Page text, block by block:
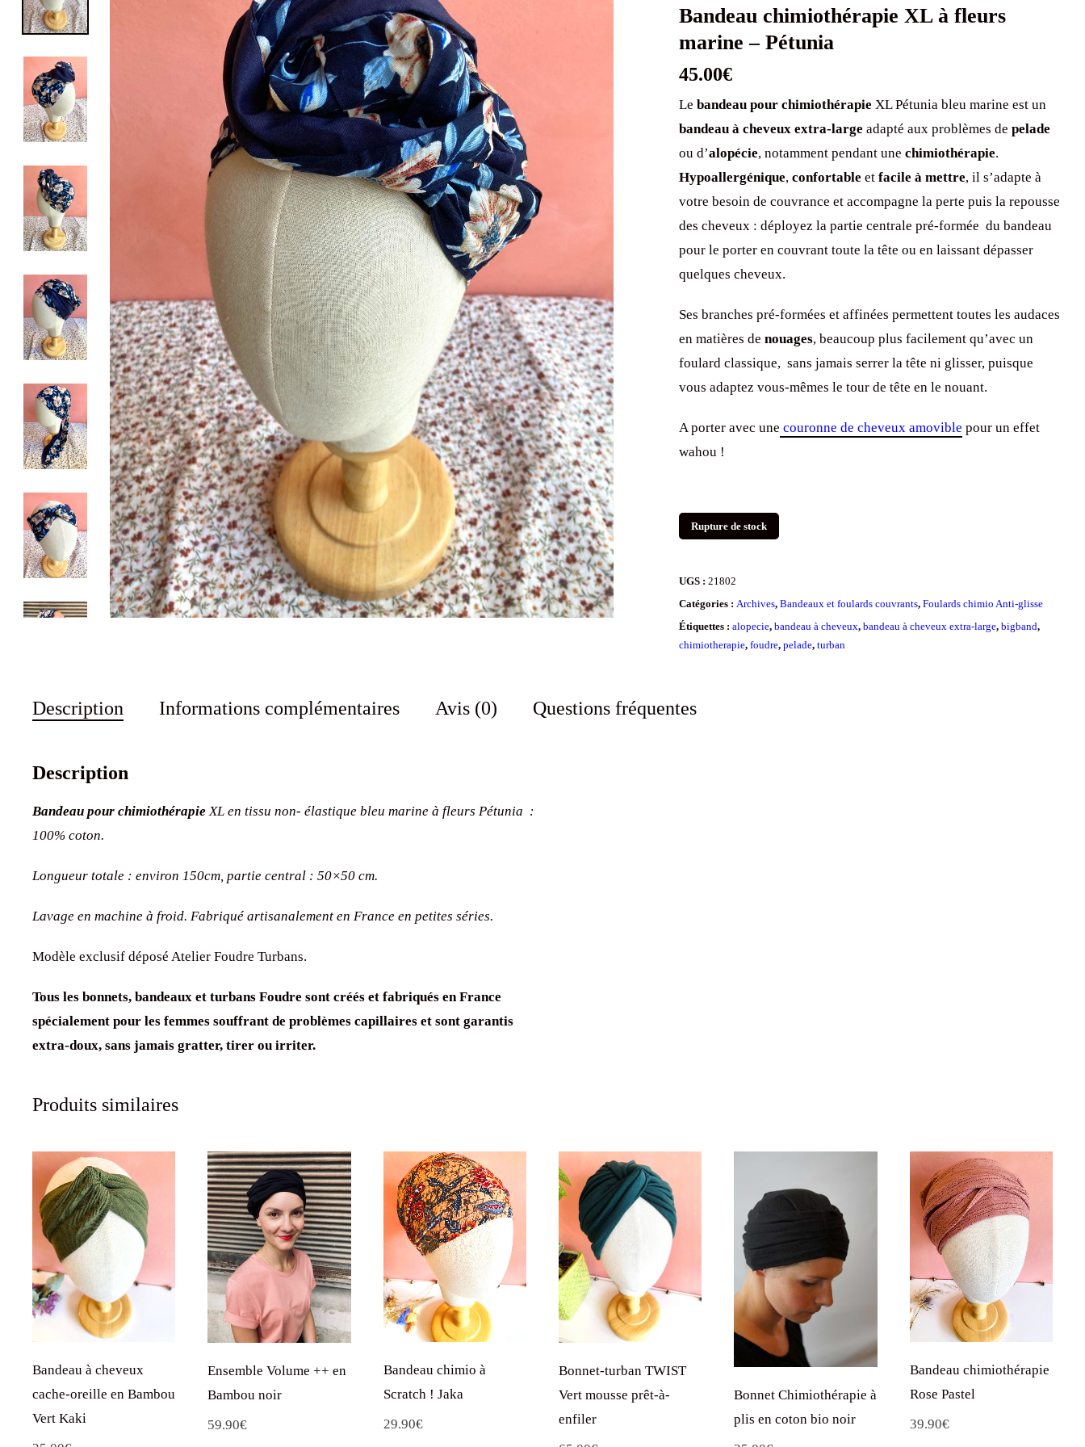
Bandeau chimiothérapie XL à fleurs
marine – Pétunia
45.00€
Lebandeau pour chimiothérapie XL Pétunia bleu marine est un
bandeau à cheveux extra-large adapté aux problèmes depelade
ou d’alopécie, notamment pendant unechimiothérapie.
Hypoallergénique,confortable etfacile à mettre, il s’adapte à
votre besoin de couvrance et accompagne la perte puis la repousse
des cheveux : déployez la partie centrale pré-formée du bandeau
pour le porter en couvrant toute la tête ou en laissant dépasser
quelques cheveux.
Ses branches pré-formées et affinées permettent toutes les audaces
en matières denouages, beaucoup plus facilement qu’avec un
foulard classique, sans jamais serrer la tête ni glisser, puisque
vous adaptez vous-mêmes le tour de tête en le nouant.
A porter avec une couronne de cheveux amovible pour un effet
wahou !
Rupture de stock
UGS :21802
Catégories :Archives,Bandeaux et foulards couvrants,Foulards chimio Anti-glisse
Étiquettes :alopecie,bandeau à cheveux,bandeau à cheveux extra-large,bigband,
chimiotherapie,foudre,pelade,turban
Description Informations complémentaires Avis (0) Questions fréquentes
Description
Bandeau pour chimiothérapie XL en tissu non- élastique bleu marine à fleurs Pétunia :
100% coton.
Longueur totale : environ 150cm, partie central : 50×50 cm.
Lavage en machine à froid. Fabriqué artisanalement en France en petites séries.
Modèle exclusif déposé Atelier Foudre Turbans.
Tous les bonnets, bandeaux et turbans Foudre sont créés et fabriqués en France
spécialement pour les femmes souffrant de problèmes capillaires et sont garantis
extra-doux, sans jamais gratter, tirer ou irriter.
Produits similaires
Bandeau à cheveux
cache-oreille en Bambou
Vert Kaki
Ensemble Volume ++ en
Bambou noir
59.90€
Bandeau chimio à
Scratch ! Jaka
29.90€
Bonnet-turban TWIST
Vert mousse prêt-à-
enfiler
Bonnet Chimiothérapie à
plis en coton bio noir
Bandeau chimiothérapie
Rose Pastel
39.90€